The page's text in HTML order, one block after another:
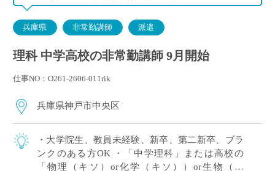
兵庫県 非常勤講師 派遣
理科 中学高校の非常勤講師 9月開始
仕事NO：O261-2606-011rik
兵庫県神戸市中央区
・大学院生、教員未経験、新卒、第二新卒、ブラ
ンクのある方OK ・「中学理科」または高校の
「物理（キソ）or化学（キソ））or生物（キ